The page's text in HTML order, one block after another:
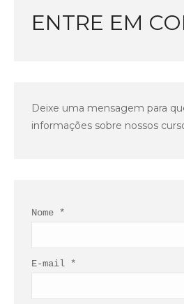
ENTRE EM
Deixe uma mensagem para
informações sobre nossos
Nome *
E-mail *